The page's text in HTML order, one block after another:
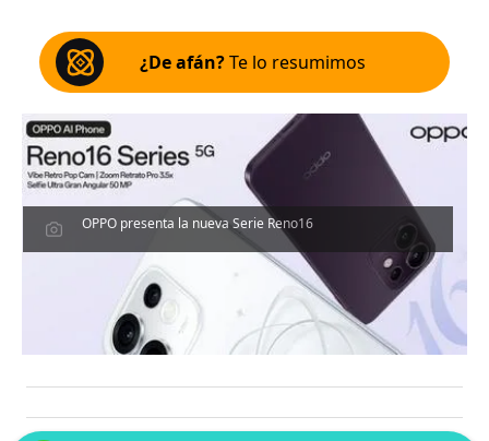
¿De afán?Te lo resumimos
OPPO presenta la nueva Serie Reno16